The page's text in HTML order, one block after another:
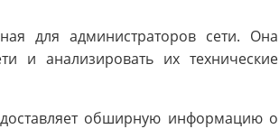
для администраторов сети. Она
и анализировать их технические
обширную информацию о